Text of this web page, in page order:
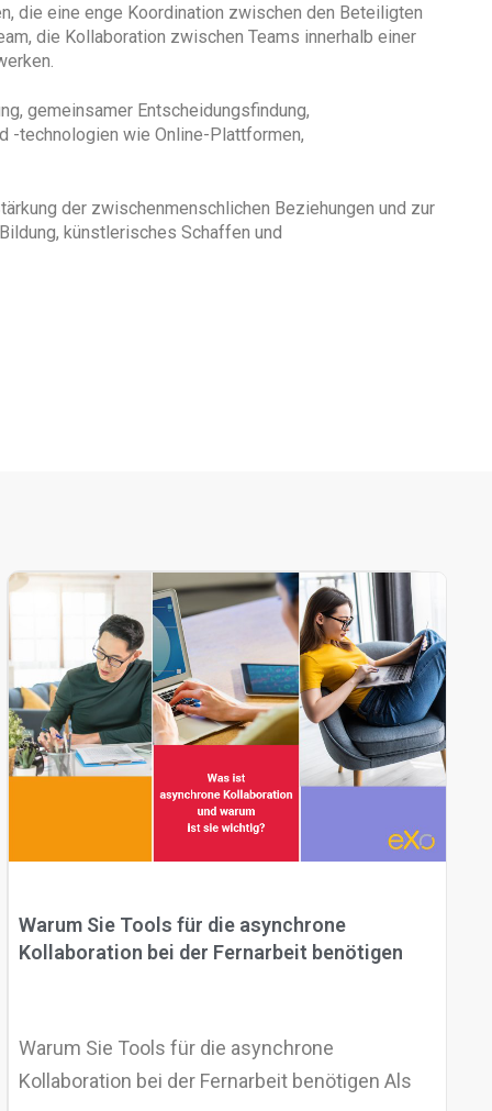
die eine enge Koordination zwischen den Beteiligten
die Kollaboration zwischen Teams innerhalb einer
gemeinsamer Entscheidungsfindung,
-technologien wie Online-Plattformen,
der zwischenmenschlichen Beziehungen und zur
künstlerisches Schaffen und
Warum Sie Tools für die asynchrone
Kollaboration bei der Fernarbeit benötigen
Warum Sie Tools für die asynchrone
Kollaboration bei der Fernarbeit benötigen Als